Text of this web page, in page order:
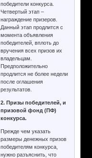
победители конкурса.
Четвертый этап –
награждение призеров.
Данный этап продлится с
момента объявления
победителей, вплоть до
вручения всех призов их
владельцам.
Предположительно
продлится не более недели
после оглашения
результатов.
2. Призы победителей, и
призовой фонд (ПФ)
конкурса.
Прежде чем указать
размеры денежных призов
победителям конкурса,
нужно разъяснить, что